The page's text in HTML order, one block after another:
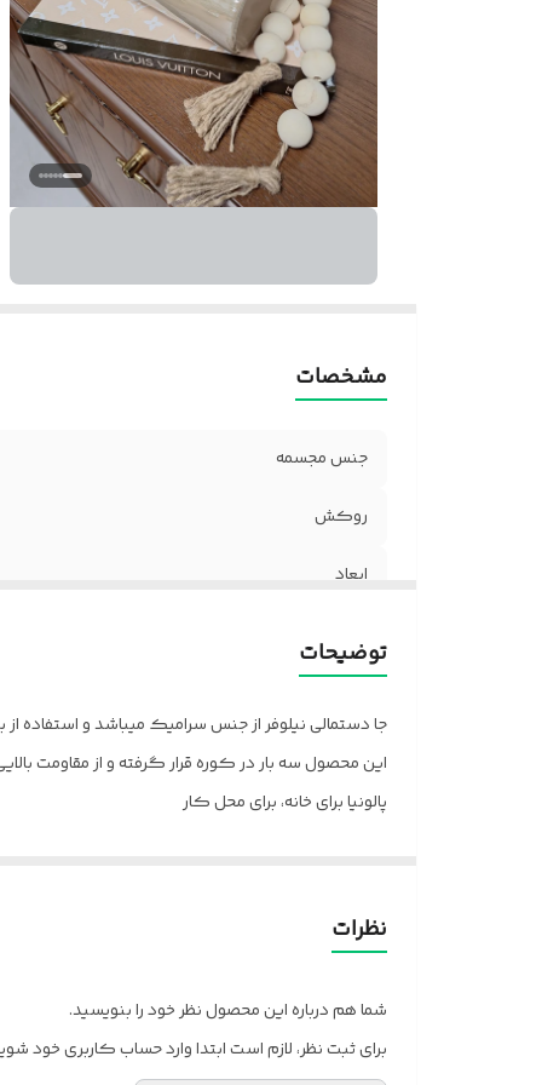
مشخصات
جنس مجسمه
روکش
ابعاد
توضیحات
جا دستمالی نیلوفر از جنس سرامیک میباشد و استفاده
این محصول سه بار در کوره قرار گرفته و از مقاومت
پالونیا برای خانه، برای محل کار
نظرات
شما هم درباره این محصول نظر خود را بنویسید.
برای ثبت نظر، لازم است ابتدا وارد حساب کاربری خود